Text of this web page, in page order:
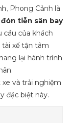
Phong Cảnh là
tiễn sân bay
cầu của khách
tài xế tận tâm
lại hành trình
xe và trải nghiệm
đặc biệt này.